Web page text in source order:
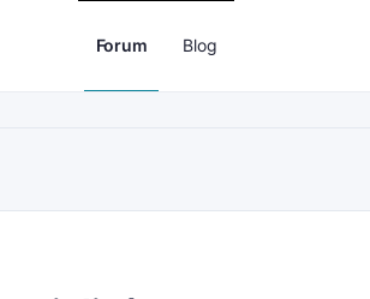
Forum Blog